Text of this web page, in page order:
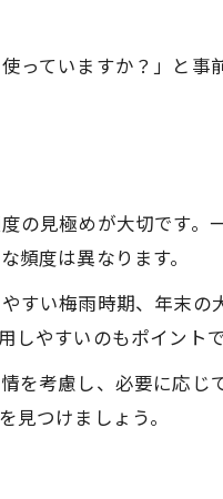
っていますか？」と
見極めが大切です。
頻度は異なります。
すい梅雨時期、年末
やすいのもポイントで
を考慮し、必要に応
つけましょう。